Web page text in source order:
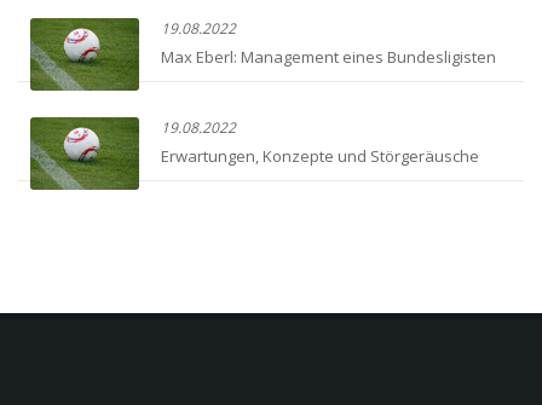
19.08.2022
Max Eberl: Management eines Bundesligisten
19.08.2022
Erwartungen, Konzepte und Störgeräusche